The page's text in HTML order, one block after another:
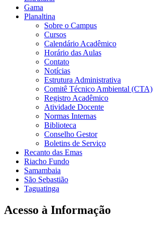
Gama
Planaltina
Sobre o Campus
Cursos
Calendário Acadêmico
Horário das Aulas
Contato
Notícias
Estrutura Administrativa
Comitê Técnico Ambiental (CTA)
Registro Acadêmico
Atividade Docente
Normas Internas
Biblioteca
Conselho Gestor
Boletins de Serviço
Recanto das Emas
Riacho Fundo
Samambaia
São Sebastião
Taguatinga
Acesso à Informação